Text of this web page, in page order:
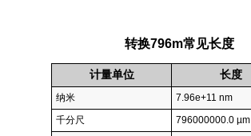
转换796m常见长度
计量单位 长度
纳米
7.96e+11 nm
千分尺
796000000.0 µm